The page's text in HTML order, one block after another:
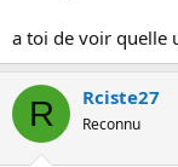
a toi de voir quelle
R Rciste27
Reconnu